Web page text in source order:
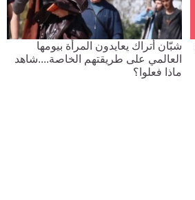
شبّان أتراك يعايدون المرأة بيومها
العالمي على طريقتهم الخاصة....شاهد
ماذا فعلوا؟